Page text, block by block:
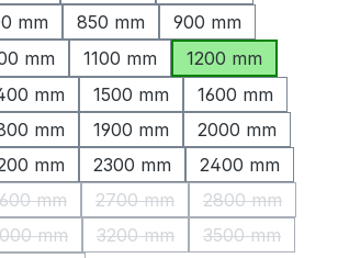
mm 850 mm
900 mm
mm 1100 mm
1200 mm
mm 1500 mm
1600 mm
mm 1900 mm
2000 mm
mm 2300 mm
2400 mm
ist zurzeit nicht verfügbar.)
mm
(Diese Option ist zurzeit nicht verfügbar.)
2700 mm
(Diese Option ist zurzeit
2800 mm
(Diese
ist zurzeit nicht verfügbar.)
mm
(Diese Option ist zurzeit nicht verfügbar.)
3200 mm
(Diese Option ist zurzeit
3500 mm
(Diese